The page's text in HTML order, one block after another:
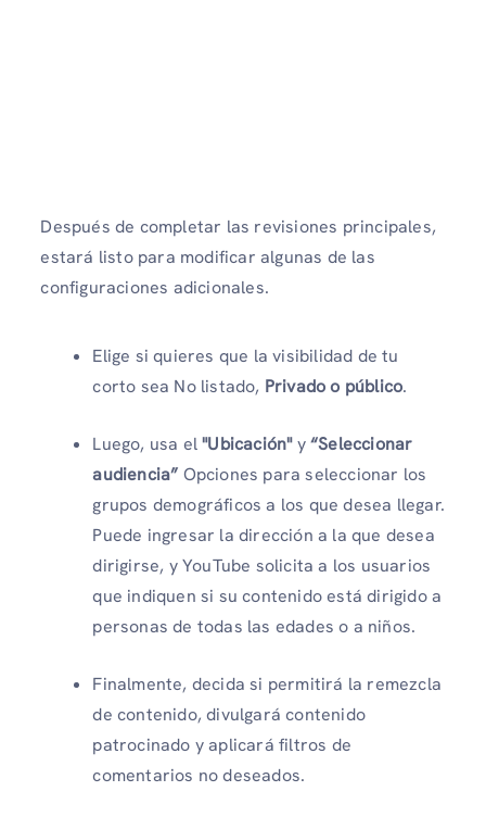
Después de completar las revisiones principales,
estará listo para modificar algunas de las
configuraciones adicionales.
Elige si quieres que la visibilidad de tu
corto sea No listado, Privado o público.
Luego, usa el"Ubicación"y“Seleccionar
audiencia” Opciones para seleccionar los
grupos demográficos a los que desea llegar.
Puede ingresar la dirección a la que desea
dirigirse, y YouTube solicita a los usuarios
que indiquen si su contenido está dirigido a
personas de todas las edades o a niños.
Finalmente, decida si permitirá la remezcla
de contenido, divulgará contenido
patrocinado y aplicará filtros de
comentarios no deseados.